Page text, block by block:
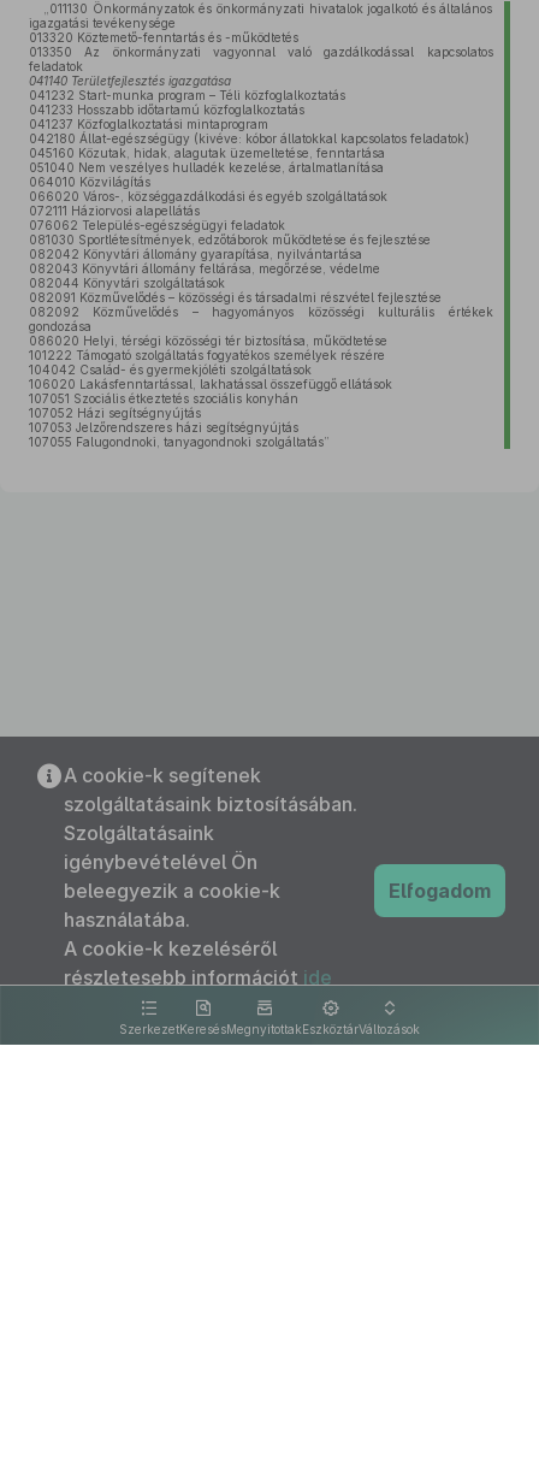
„011130 Önkormányzatok és önkormányzati hivatalok jogalkotó és általános
igazgatási tevékenysége
013320 Köztemető-fenntartás és -működtetés
013350 Az önkormányzati vagyonnal való gazdálkodással kapcsolatos
feladatok
041140 Területfejlesztés igazgatása
041232 Start-munka program – Téli közfoglalkoztatás
041233 Hosszabb időtartamú közfoglalkoztatás
041237 Közfoglalkoztatási mintaprogram
042180 Állat-egészségügy (kivéve: kóbor állatokkal kapcsolatos feladatok)
045160 Közutak, hidak, alagutak üzemeltetése, fenntartása
051040 Nem veszélyes hulladék kezelése, ártalmatlanítása
064010 Közvilágítás
066020 Város-, községgazdálkodási és egyéb szolgáltatások
072111 Háziorvosi alapellátás
076062 Település-egészségügyi feladatok
081030 Sportlétesítmények, edzőtáborok működtetése és fejlesztése
082042 Könyvtári állomány gyarapítása, nyilvántartása
082043 Könyvtári állomány feltárása, megőrzése, védelme
082044 Könyvtári szolgáltatások
082091 Közművelődés – közösségi és társadalmi részvétel fejlesztése
082092 Közművelődés – hagyományos közösségi kulturális értékek
gondozása
086020 Helyi, térségi közösségi tér biztosítása, működtetése
101222 Támogató szolgáltatás fogyatékos személyek részére
104042 Család- és gyermekjóléti szolgáltatások
106020 Lakásfenntartással, lakhatással összefüggő ellátások
107051 Szociális étkeztetés szociális konyhán
107052 Házi segítségnyújtás
107053 Jelzőrendszeres házi segítségnyújtás
107055 Falugondnoki, tanyagondnoki szolgáltatás”
SzerkezetKeresésMegnyitottakEszköztárVáltozások
A cookie-k segítenek
szolgáltatásaink biztosításában.
Szolgáltatásaink
igénybevételével Ön
beleegyezik a cookie-k
használatába.
A cookie-k kezeléséről
részletesebb információt ide
kattintva olvashat.
Elfogadom